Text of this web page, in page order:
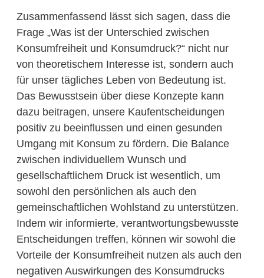
Zusammenfassend lässt sich sagen, dass die
Frage „Was ist der Unterschied zwischen
Konsumfreiheit und Konsumdruck?“ nicht nur
von theoretischem Interesse ist, sondern auch
für unser tägliches Leben von Bedeutung ist.
Das Bewusstsein über diese Konzepte kann
dazu beitragen, unsere Kaufentscheidungen
positiv zu beeinflussen und einen gesunden
Umgang mit Konsum zu fördern. Die Balance
zwischen individuellem Wunsch und
gesellschaftlichem Druck ist wesentlich, um
sowohl den persönlichen als auch den
gemeinschaftlichen Wohlstand zu unterstützen.
Indem wir informierte, verantwortungsbewusste
Entscheidungen treffen, können wir sowohl die
Vorteile der Konsumfreiheit nutzen als auch den
negativen Auswirkungen des Konsumdrucks